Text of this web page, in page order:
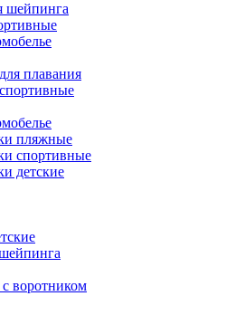
шейпинга
плавания
пляжные
спортивные
детские
воротником